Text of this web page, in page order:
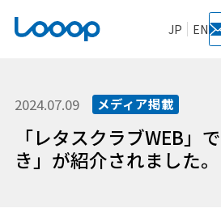
JP EN
2024.07.09 メディア掲載
「レタスクラブWEB」
き」が紹介されました。